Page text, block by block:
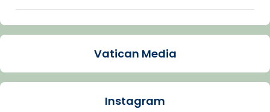
Arquebisbat de Barcelona
La Carmina va patir depressió. Fa gairebé
dos mesos, a l'Estadi Lluís Companys, la
Vatican Media
Instagram